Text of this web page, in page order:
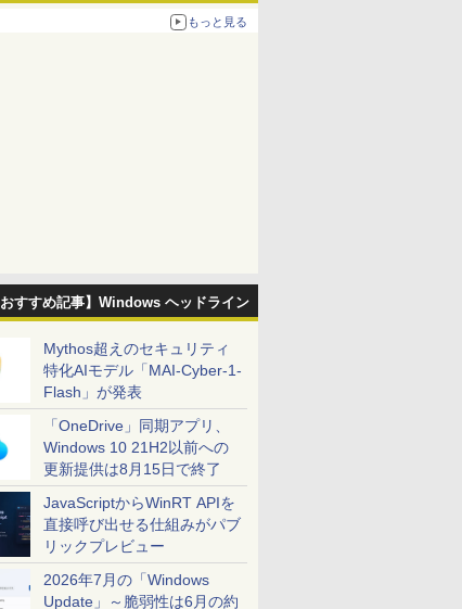
もっと見る
おすすめ記事】Windows ヘッドライン
Mythos超えのセキュリティ
特化AIモデル「MAI-Cyber-1-
Flash」が発表
「OneDrive」同期アプリ、
Windows 10 21H2以前への
更新提供は8月15日で終了
JavaScriptからWinRT APIを
直接呼び出せる仕組みがパブ
リックプレビュー
2026年7月の「Windows
Update」～脆弱性は6月の約